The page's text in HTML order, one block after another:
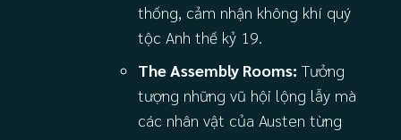
thống, cảm nhận không khí quý
tộc Anh thế kỷ 19.
The Assembly Rooms: Tưởng
tượng những vũ hội lộng lẫy mà
các nhân vật của Austen từng